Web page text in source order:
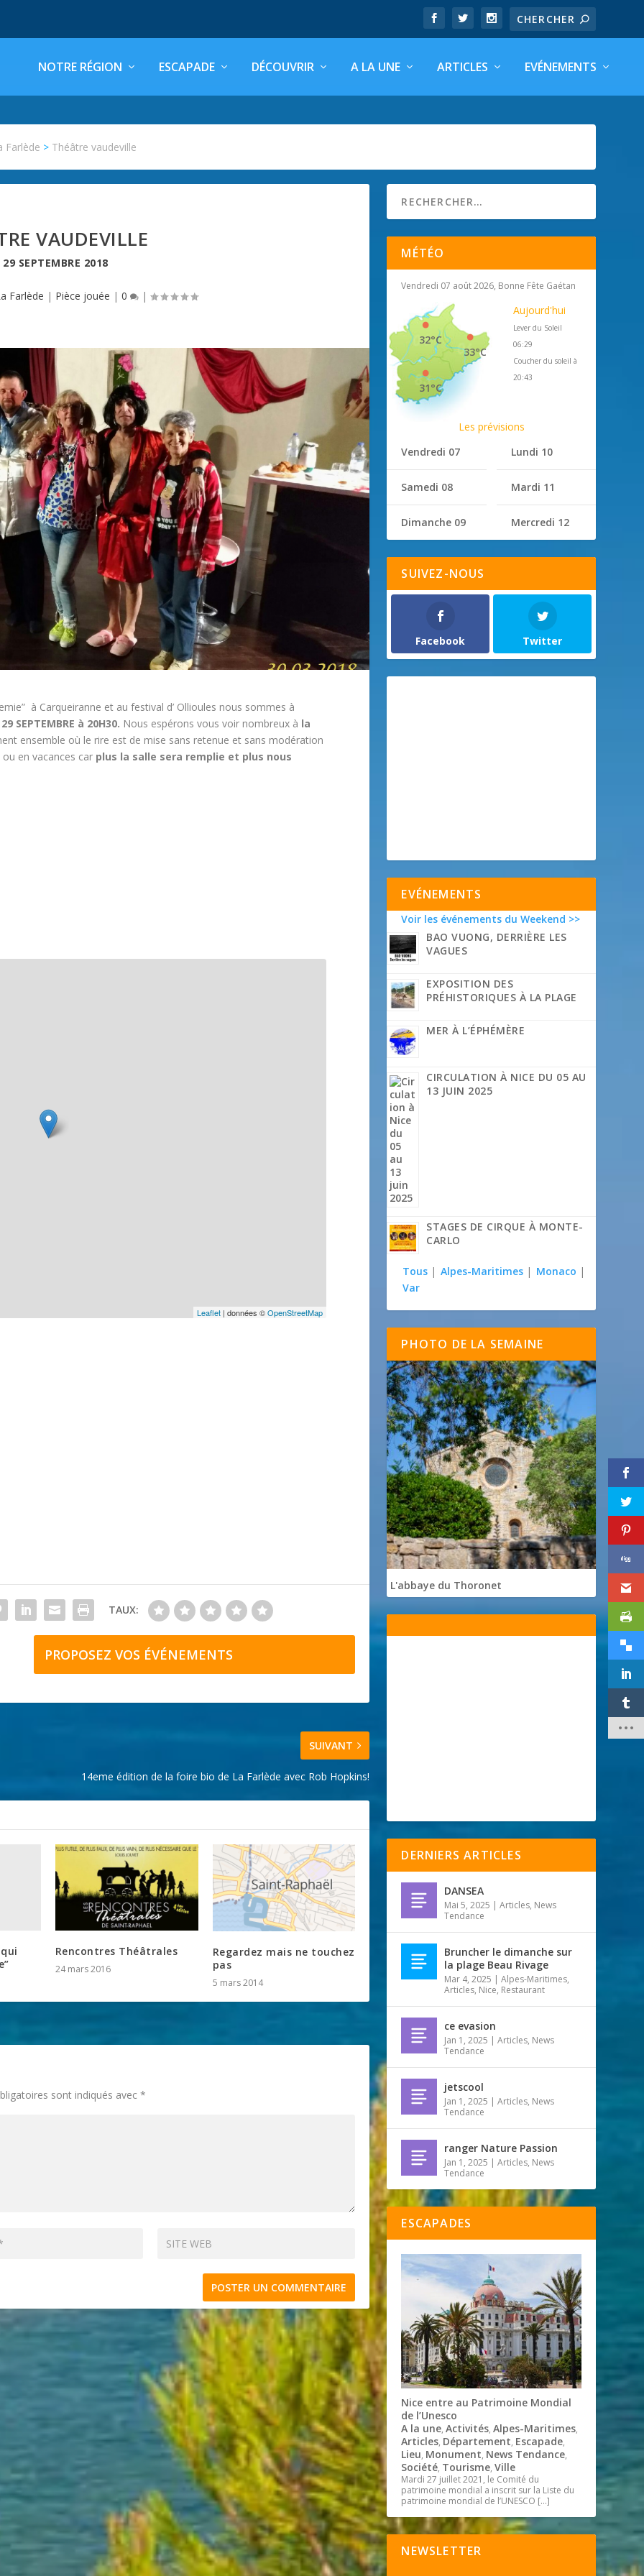
NOTRE RÉGION ESCAPADE DÉCOUVRIR A LA UNE ARTICLES EVÉNEMENTS
Farlède > Théâtre vaudeville
VAUDEVILLE
29 SEPTEMBRE 2018
Farlède | Pièce jouée | 0 |
à Carqueiranne et au festival d’ Ollioules nous sommes à
29 SEPTEMBRE à 20H30. Nous espérons vous voir nombreux à la
ensemble où le rire est de mise sans retenue et sans modération
en vacances car plus la salle sera remplie et plus nous
Leaflet | données ©OpenStreetMap
TAUX:
PROPOSEZ VOS ÉVÉNEMENTS
SUIVANT
14eme édition de la foire bio de La Farlède avec Rob Hopkins!
Rencontres Théâtrales
24 mars 2016
Regardez mais ne touchez
pas
5 mars 2014
sont indiqués avec*
MÉTÉO
Vendredi 07 août 2026, Bonne Fête Gaétan
33°C
32°C
31°C
Aujourd'hui
Lever du Soleil
06:29
Coucher du soleil à
20:43
Les prévisions
Vendredi 07
Samedi 08
Dimanche 09
Lundi 10
Mardi 11
Mercredi 12
SUIVEZ-NOUS
Facebook Twitter
EVÉNEMENTS
Voir les événements du Weekend >>
BAO VUONG, DERRIÈRE LES
VAGUES
EXPOSITION DES
PRÉHISTORIQUES À LA PLAGE
MER À L’ÉPHÉMÈRE
CIRCULATION À NICE DU 05 AU
13 JUIN 2025
STAGES DE CIRQUE À MONTE-
CARLO
Tous | Alpes-Maritimes | Monaco |
Var
PHOTO DE LA SEMAINE
L'abbaye du Thoronet
DERNIERS ARTICLES
DANSEA
Mai 5, 2025 |Articles, News
Tendance
Bruncher le dimanche sur
la plage Beau Rivage
Mar 4, 2025 |Alpes-Maritimes,
Articles, Nice, Restaurant
ce evasion
Jan 1, 2025 |Articles, News
Tendance
jetscool
Jan 1, 2025 |Articles, News
Tendance
ranger Nature Passion
Jan 1, 2025 |Articles, News
Tendance
ESCAPADES
Nice entre au Patrimoine Mondial
de l’Unesco
A la une,Activités,Alpes-Maritimes,
Articles, Département, Escapade,
Lieu, Monument, News Tendance,
Société, Tourisme,Ville
Mardi 27 juillet 2021, le Comité du
patrimoine mondial a inscrit sur la Liste du
patrimoine mondial de l’UNESCO […]
NEWSLETTER